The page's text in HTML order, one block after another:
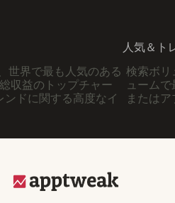
世界で最も人気のある
収益のトップチャー
ンドに関する高度なイ
人気＆ト
検索ボリ
ューム
または